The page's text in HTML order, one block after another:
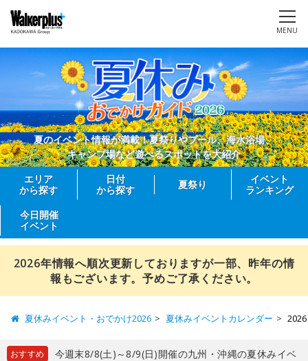
MENU
夏のイベント情報が満載！夏祭りやプール、海水浴場、
キャンプ場など遊べるスポットを大紹介
エリア
から探す
日付
から探す
夏祭り
イベント
ランキング
今日開催
イベント
2026年情報へ順次更新しておりますが一部、昨年の情
報もございます。予めご了承ください。
夏休みイベント・おでかけ2026 夏休みイベントカレンダー
おすすめ
今週末8/8(土)～8/9(日)開催の九州・沖縄の夏休みイベ